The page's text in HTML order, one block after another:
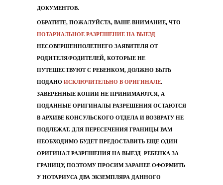
ДОКУМЕНТОВ.
ОБРАТИТЕ, ПОЖАЛУЙСТА, ВАШЕ ВНИМАНИЕ, ЧТО
НОТАРИАЛЬНОЕ РАЗРЕШЕНИЕ НА ВЫЕЗД
НЕСОВЕРШЕННОЛЕТНЕГО ЗАЯВИТЕЛЯ ОТ
РОДИТЕЛЯ/РОДИТЕЛЕЙ, КОТОРЫЕ НЕ
ПУТЕШЕСТВУЮТ С РЕБЕНКОМ, ДОЛЖНО БЫТЬ
ПОДАНО ИСКЛЮЧИТЕЛЬНО В ОРИГИНАЛЕ.
ЗАВЕРЕННЫЕ КОПИИ НЕ ПРИНИМАЮТСЯ, А
ПОДАННЫЕ ОРИГИНАЛЫ РАЗРЕШЕНИЯ ОСТАЮТСЯ
В АРХИВЕ КОНСУЛЬСКОГО ОТДЕЛА И ВОЗВРАТУ НЕ
ПОДЛЕЖАТ. ДЛЯ ПЕРЕСЕЧЕНИЯ ГРАНИЦЫ ВАМ
НЕОБХОДИМО БУДЕТ ПРЕДОСТАВИТЬ ЕЩЕ ОДИН
ОРИГИНАЛ РАЗРЕШЕНИЯ НА ВЫЕЗД РЕБЕНКА ЗА
ГРАНИЦУ, ПОЭТОМУ ПРОСИМ ЗАРАНЕЕ ОФОРМИТЬ
У НОТАРИУСА ДВА ЭКЗЕМПЛЯРА ДАННОГО